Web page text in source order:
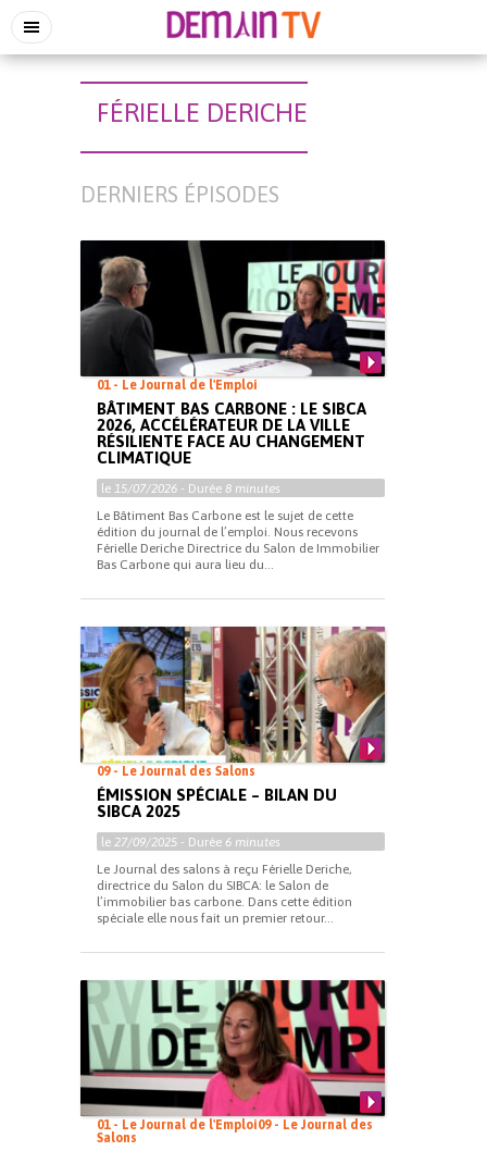
FÉRIELLE DERICHE
DERNIERS ÉPISODES
01 - Le Journal de l'Emploi
BÂTIMENT BAS CARBONE : LE SIBCA
2026, ACCÉLÉRATEUR DE LA VILLE
RÉSILIENTE FACE AU CHANGEMENT
CLIMATIQUE
le 15/07/2026 - Durée 8 minutes
Le Bâtiment Bas Carbone est le sujet de cette
édition du journal de l’emploi. Nous recevons
Férielle Deriche Directrice du Salon de Immobilier
Bas Carbone qui aura lieu du...
09 - Le Journal des Salons
ÉMISSION SPÉCIALE – BILAN DU
SIBCA 2025
le 27/09/2025 - Durée 6 minutes
Le Journal des salons à reçu Férielle Deriche,
directrice du Salon du SIBCA: le Salon de
l’immobilier bas carbone. Dans cette édition
spéciale elle nous fait un premier retour...
01 - Le Journal de l'Emploi09 - Le Journal des
Salons